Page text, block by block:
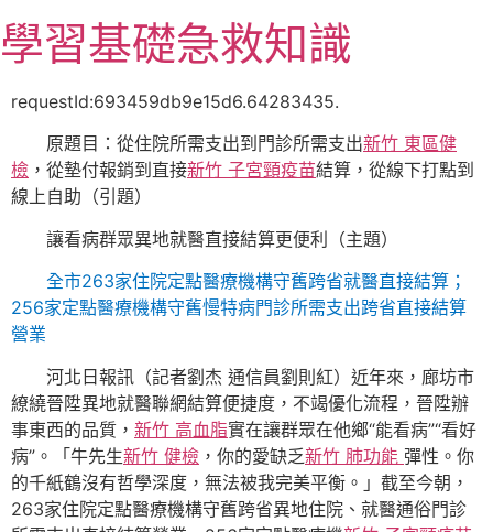
至
主
學習基礎急救知識
requestId:693459db9e15d6.64283435.
原題目：從住院所需支出到門診所需支出新竹 東區健
檢 ，從墊付報銷到直接新竹 子宮頸疫苗結算，從線下打點到
線上自助（引題）
讓看病群眾異地就醫直接結算更便利（主題）
全市263家住院定點醫療機構守舊跨省就醫直接結算；
256家定點醫療機構守舊慢特病門診所需支出跨省直接結算
營業
河北日報訊（記者劉杰 通信員劉則紅）近年來，廊坊市
繚繞晉陞異地就醫聯網結算便捷度，不竭優化流程，晉陞辦
事東西的品質， 新竹 高血脂實在讓群眾在他鄉“能看病”“看好
病”。「牛先生新竹 健檢 ，你的愛缺乏新竹 肺功能 彈性。你
的千紙鶴沒有哲學深度，無法被我完美平衡。」截至今朝，
263家住院定點醫療機構守舊跨省異地住院、就醫通俗門診